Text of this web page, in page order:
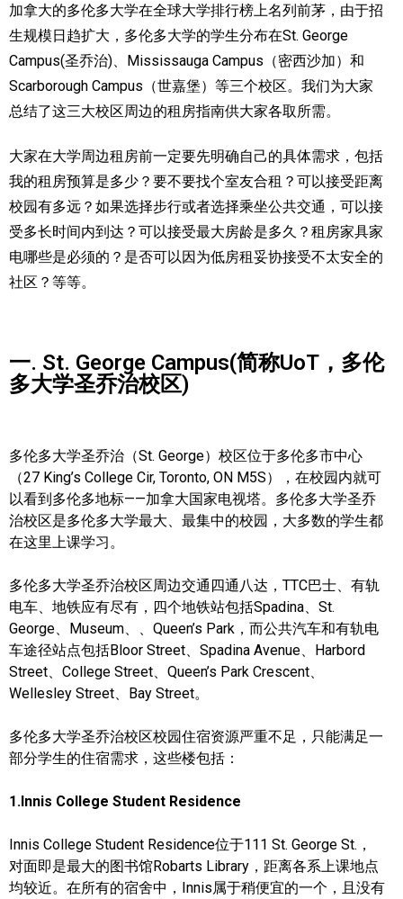
大多伦多医疗机构
加拿大银行贷款机构
大多伦多交通网络
地产杂谈
走近加拿大
为什么移民加拿大
定居安大略省
加拿大的福利制度
吃货眼中的加拿大地图
加拿大的多伦多大学在全球大学排行榜上名列前茅，由于招
生规模日趋扩大，多伦多大学的学生分布在St. George
Campus(圣乔治)、Mississauga Campus（密西沙加）和
Scarborough Campus（世嘉堡）等三个校区。我们为大家
总结了这三大校区周边的租房指南供大家各取所需。
大家在大学周边租房前一定要先明确自己的具体需求，包括
我的租房预算是多少？要不要找个室友合租？可以接受距离
校园有多远？如果选择步行或者选择乘坐公共交通，可以接
受多长时间内到达？可以接受最大房龄是多久？租房家具家
电哪些是必须的？是否可以因为低房租妥协接受不太安全的
社区？等等。
一. St. George Campus(简称UoT，多伦
多大学圣乔治校区)
多伦多大学圣乔治（St. George）校区位于多伦多市中心
（27 King’s College Cir, Toronto, ON M5S），在校园内就可
以看到多伦多地标——加拿大国家电视塔。多伦多大学圣乔
治校区是多伦多大学最大、最集中的校园，大多数的学生都
在这里上课学习。
多伦多大学圣乔治校区周边交通四通八达，TTC巴士、有轨
电车、地铁应有尽有，四个地铁站包括Spadina、St.
George、Museum、、Queen’s Park，而公共汽车和有轨电
车途径站点包括Bloor Street、Spadina Avenue、Harbord
Street、College Street、Queen’s Park Crescent、
Wellesley Street、Bay Street。
多伦多大学圣乔治校区校园住宿资源严重不足，只能满足一
部分学生的住宿需求，这些楼包括：
1.Innis College Student Residence
Innis College Student Residence位于111 St. George St.，
对面即是最大的图书馆Robarts Library，距离各系上课地点
均较近。在所有的宿舍中，Innis属于稍便宜的一个，且没有